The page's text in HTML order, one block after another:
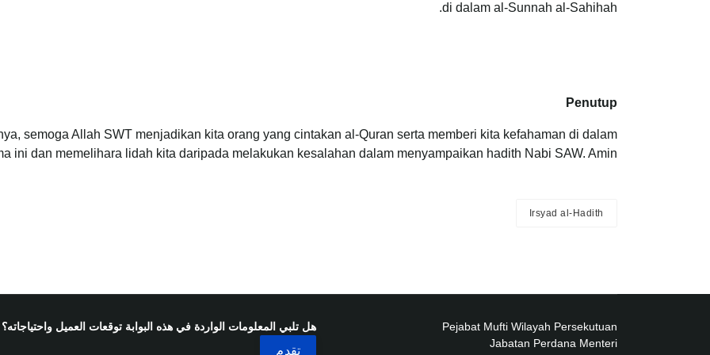
di dalam al-Sunnah al-Sahihah.
Penutup
semoga Allah SWT menjadikan kita orang yang cintakan al-Quran serta memberi kita kefahaman di dalam
ini dan memelihara lidah kita daripada melakukan kesalahan dalam menyampaikan hadith Nabi SAW. Amin.
Irsyad al-Hadith
Pejabat Mufti Wilayah Persekutuan
Jabatan Perdana Menteri
هل تلبي المعلومات الواردة في هذه البوابة توقعات العميل واحتياجاته؟